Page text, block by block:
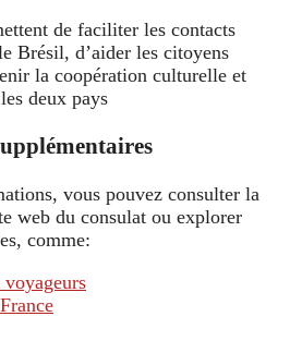
de faciliter les contacts
Brésil, d’aider les citoyens
la coopération culturelle et
deux pays
vous pouvez consulter la
web du consulat ou explorer
comme: